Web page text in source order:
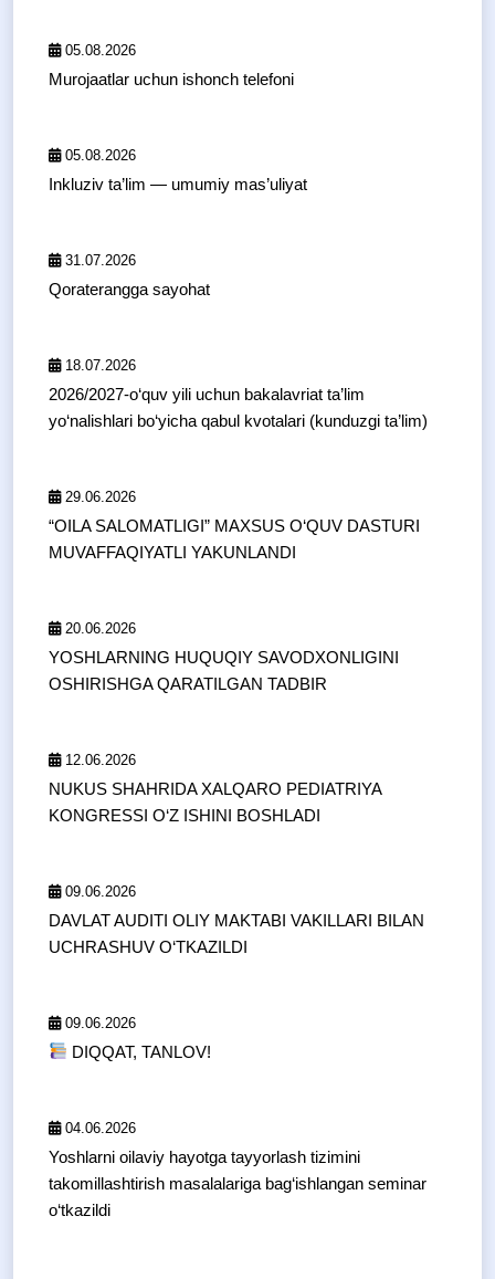
05.08.2026
Murojaatlar uchun ishonch telefoni
05.08.2026
Inkluziv ta’lim — umumiy mas’uliyat
31.07.2026
Qoraterangga sayohat
18.07.2026
2026/2027-o‘quv yili uchun bakalavriat ta’lim
yo‘nalishlari bo‘yicha qabul kvotalari (kunduzgi ta’lim)
29.06.2026
“OILA SALOMATLIGI” MAXSUS O‘QUV DASTURI
MUVAFFAQIYATLI YAKUNLANDI
20.06.2026
YOSHLARNING HUQUQIY SAVODXONLIGINI
OSHIRISHGA QARATILGAN TADBIR
12.06.2026
NUKUS SHAHRIDA XALQARO PEDIATRIYA
KONGRESSI O‘Z ISHINI BOSHLADI
09.06.2026
DAVLAT AUDITI OLIY MAKTABI VAKILLARI BILAN
UCHRASHUV O‘TKAZILDI
09.06.2026
DIQQAT, TANLOV!
04.06.2026
Yoshlarni oilaviy hayotga tayyorlash tizimini
takomillashtirish masalalariga bag‘ishlangan seminar
o‘tkazildi